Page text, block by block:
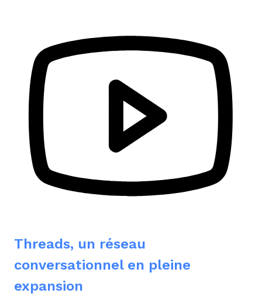
Threads, un réseau
conversationnel en pleine
expansion